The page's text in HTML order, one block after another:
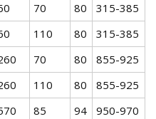
70 80
315-385
110 80
315-385
70 80
855-925
110 80
855-925
85 94
950-970